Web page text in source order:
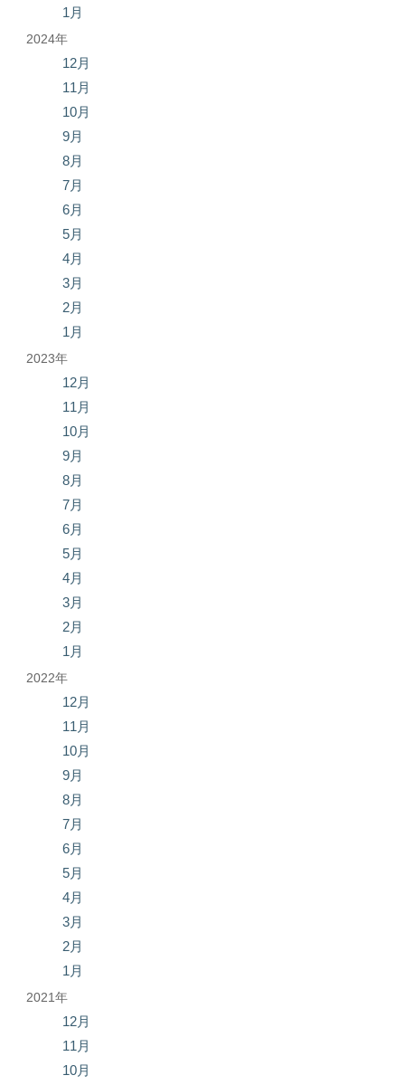
1月
2024年
12月
11月
10月
9月
8月
7月
6月
5月
4月
3月
2月
1月
2023年
12月
11月
10月
9月
8月
7月
6月
5月
4月
3月
2月
1月
2022年
12月
11月
10月
9月
8月
7月
6月
5月
4月
3月
2月
1月
2021年
12月
11月
10月